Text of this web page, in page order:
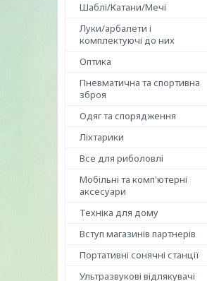
Шаблі/Катани/Мечі
Луки/арбалети і
комплектуючі до них
Оптика
Пневматична та спортивна
зброя
Одяг та спорядження
Ліхтарики
Все для риболовлі
Мобільні та комп'ютерні
аксесуари
Техніка для дому
Вступ магазинів партнерів
Портативні сонячні станції
Ультразвукові відлякувачі